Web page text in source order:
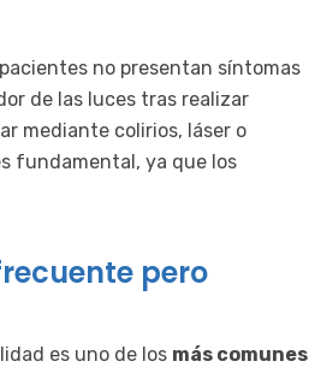
no presentan síntomas
de las luces tras realizar
mediante colirios, láser o
fundamental, ya que los
pero
es uno de los más comunes